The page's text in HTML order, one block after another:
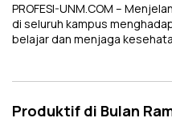
PROFESI-UNM.COM –
di seluruh kampus
belajar dan menjaga
Produktif di Bulan